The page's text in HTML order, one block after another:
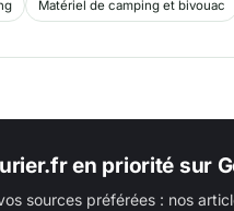
Matériel de camping et bivouac
en priorité sur
sources préférées : nos